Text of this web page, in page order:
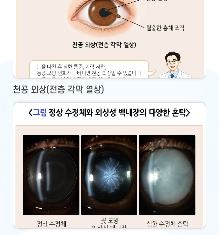
천공 외상(전층 각막 열상)